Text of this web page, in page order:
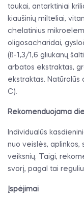
taukai, antarktiniai
kiaušinių milteliai,
chelatinius
oligosacharidai,
(ß-1,3/1,6 gliukanų
arbatos ekstraktas,
ekstraktas. Natūralūs
C).
Rekomenduojama
Individualūs
nuo veislės, aplinkos,
veiksnių. Taigi,
svorį, pagal tai
Įspėjimai